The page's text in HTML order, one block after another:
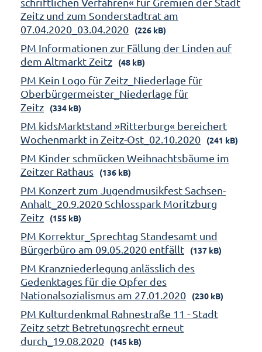
Zeitz und zum Sonderstadtrat am
07.04.2020_03.04.2020
(226 kB)
PM Informationen zur Fällung der Linden auf
dem Altmarkt Zeitz
(48 kB)
PM Kein Logo für Zeitz_Niederlage für
Oberbürgermeister_Niederlage für
Zeitz
(334 kB)
PM kidsMarktstand »Ritterburg« bereichert
Wochenmarkt in Zeitz-Ost_02.10.2020
(241 kB)
PM Kinder schmücken Weihnachtsbäume im
Zeitzer Rathaus
(136 kB)
PM Konzert zum Jugendmusikfest Sachsen-
Anhalt_20.9.2020 Schlosspark Moritzburg
Zeitz
(155 kB)
PM Korrektur_Sprechtag Standesamt und
Bürgerbüro am 09.05.2020 entfällt
(137 kB)
PM Kranzniederlegung anlässlich des
Gedenktages für die Opfer des
Nationalsozialismus am 27.01.2020
(230 kB)
PM Kulturdenkmal Rahnestraße 11 - Stadt
Zeitz setzt Betretungsrecht erneut
durch_19.08.2020
(145 kB)